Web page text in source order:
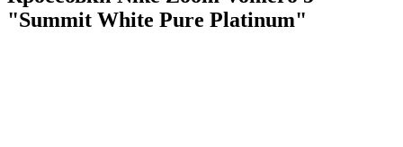
"Summit White Pure Platinum"